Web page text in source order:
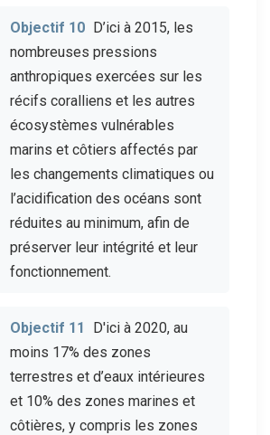
Objectif 10 D’ici à 2015, les
nombreuses pressions
anthropiques exercées sur les
récifs coralliens et les autres
écosystèmes vulnérables
marins et côtiers affectés par
les changements climatiques ou
l’acidification des océans sont
réduites au minimum, afin de
préserver leur intégrité et leur
fonctionnement.
Objectif 11
D'ici à 2020, au
moins 17% des zones
terrestres et d’eaux intérieures
et 10% des zones marines et
côtières, y compris les zones